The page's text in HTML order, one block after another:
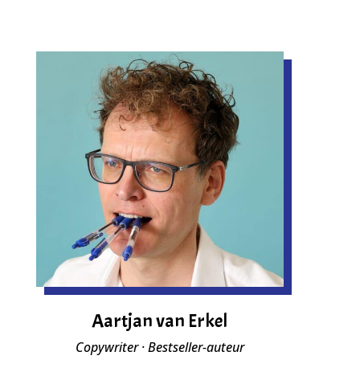
Aartjan van Erkel
Copywriter · Bestseller-auteur